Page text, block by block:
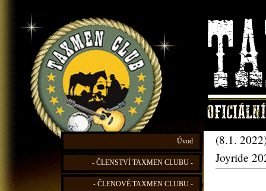
Úvod
- ČLENSTVÍ TAXMEN CLUBU -
- ČLENOVÉ TAXMEN CLUBU -
(8.1.
Joyride